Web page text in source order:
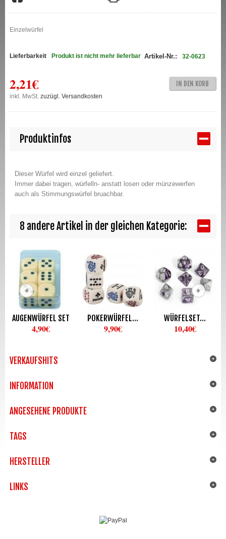
Einzelwürfel
Lieferbarkeit Produkt ist nicht mehr lieferbar Artikel-Nr.: 32-0623
2,21€
inkl. MwSt.zuzügl. Versandkosten
IN DEN KORB
Produktinfos
Dieser Würfel wird einzel geliefert.
Immer dabei tragen, würfelln- anstatt losen oder münzewerfen
auch als Stimmungswürfel bruachbar.
8 andere Artikel in der gleichen Kategorie:
AUGENWÜRFEL SET
4,90€
POKERWÜRFEL...
9,90€
WÜRFELSET...
10,40€
VERKAUFSHITS
INFORMATION
ANGESEHENE PRODUKTE
TAGS
HERSTELLER
LINKS